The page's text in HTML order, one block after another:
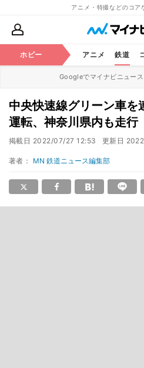
アニメ・特撮などのコア
ホビー アニメ 鉄道
Googleでマイナビニュー
中央快速線グリーン車
運転、神奈川県内も走行
掲載日 2022/07/27 12:53 更新日
著者： MN 鉄道ニュース編集部